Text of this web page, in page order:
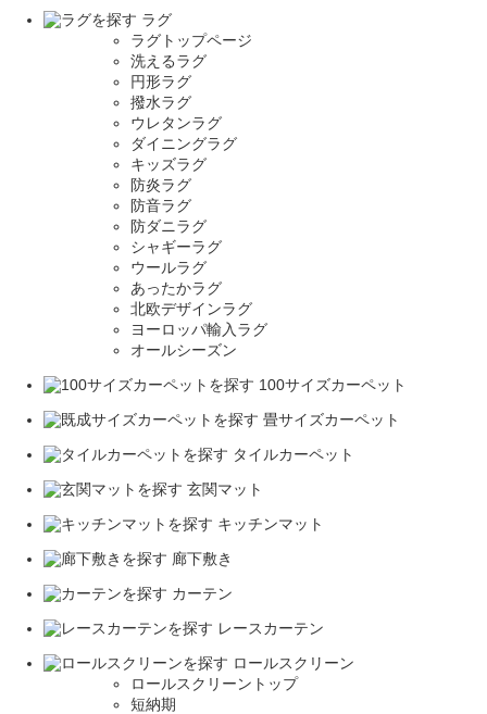
ラグ
ラグトップページ
洗えるラグ
円形ラグ
撥水ラグ
ウレタンラグ
ダイニングラグ
キッズラグ
防炎ラグ
防音ラグ
防ダニラグ
シャギーラグ
ウールラグ
あったかラグ
北欧デザインラグ
ヨーロッパ輸入ラグ
オールシーズン
100サイズカーペット
畳サイズカーペット
タイルカーペット
玄関マット
キッチンマット
廊下敷き
カーテン
レースカーテン
ロールスクリーン
ロールスクリーントップ
短納期